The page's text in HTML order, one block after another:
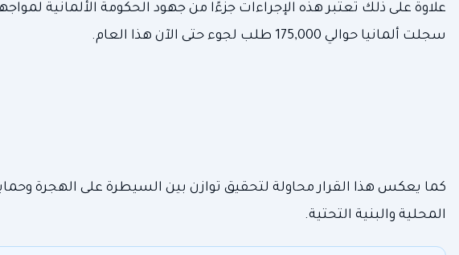
علاوة على ذلك تعتبر هذه الإجراءات جزءًا من جهود الحكومة الألمانية
سجلت ألمانيا حوالي 175,000 طلب لجوء حتى الآن هذا العام.
كما يعكس هذا القرار محاولة لتحقيق توازن بين السيطرة على الهجرة
المحلية والبنية التحتية.